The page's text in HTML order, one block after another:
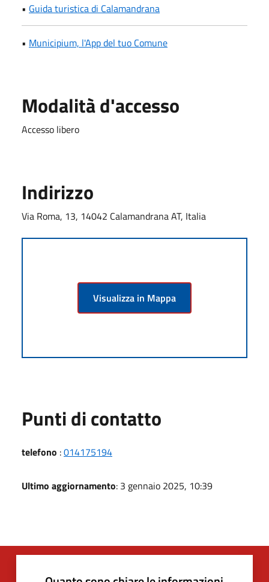
• Guida turistica di Calamandrana
• Municipium, l'App del tuo Comune
Modalità d'accesso
Accesso libero
Indirizzo
Via Roma, 13, 14042 Calamandrana AT, Italia
Visualizza in Mappa
Punti di contatto
telefono :014175194
Ultimo aggiornamento: 3 gennaio 2025, 10:39